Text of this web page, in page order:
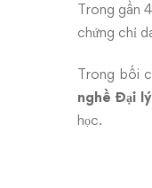
Trong gần
chứng chỉ
Trong bối
nghề Đại
học.